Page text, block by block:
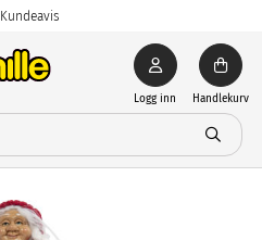
Kundeavis
Logg inn Handlekurv